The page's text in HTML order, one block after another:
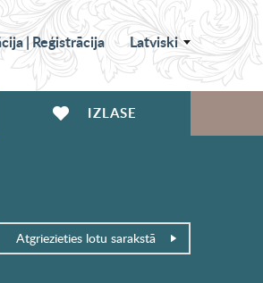
|Reģistrācija Latviski
IZLASE
Atgriezieties lotu sarakstā